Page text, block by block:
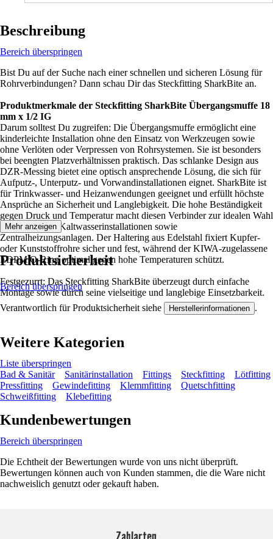
Beschreibung
Bereich überspringen
Bist Du auf der Suche nach einer schnellen und sicheren Lösung für
Rohrverbindungen? Dann schau Dir das Steckfitting SharkBite an.
Produktmerkmale der Steckfitting SharkBite Übergangsmuffe 18
mm x 1/2 IG
Darum solltest Du zugreifen: Die Übergangsmuffe ermöglicht eine
kinderleichte Installation ohne den Einsatz von Werkzeugen sowie
ohne Verlöten oder Verpressen von Rohrsystemen. Sie ist besonders
bei beengten Platzverhältnissen praktisch. Das schlanke Design aus
DZR-Messing bietet eine optisch ansprechende Lösung, die sich für
Aufputz-, Unterputz- und Vorwandinstallationen eignet. SharkBite ist
für Trinkwasser- und Heizanwendungen geeignet und erfüllt höchste
Ansprüche an Sicherheit und Langlebigkeit. Die hohe Beständigkeit
gegen Druck und Temperatur macht diesen Verbinder zur idealen Wahl
für Warm- und Kaltwasserinstallationen sowie
Zentralheizungsanlagen. Der Haltering aus Edelstahl fixiert Kupfer-
oder Kunststoffrohre sicher und fest, während der KIWA-zugelassene
EDPM O-Ring optimal gegen hohe Temperaturen schützt.
Festgezurrt: Das Steckfitting SharkBite überzeugt durch einfache
Montage sowie durch seine vielseitige und langlebige Einsetzbarkeit.
Mehr anzeigen
Produktsicherheit
Bereich überspringen
Verantwortlich für Produktsicherheit siehe Herstellerinformationen .
Weitere Kategorien
Liste überspringen
Bad & Sanitär
Sanitärinstallation Fittings Steckfitting
Lötfitting
Pressfitting
Gewindefitting Klemmfitting
Quetschfitting
Schweißfitting
Klebefitting
Kundenbewertungen
Bereich überspringen
Die Echtheit der Bewertungen wurde von uns nicht überprüft.
Bewertungen können auch von Kunden stammen, die die Ware nicht
nachweislich genutzt oder gekauft haben.